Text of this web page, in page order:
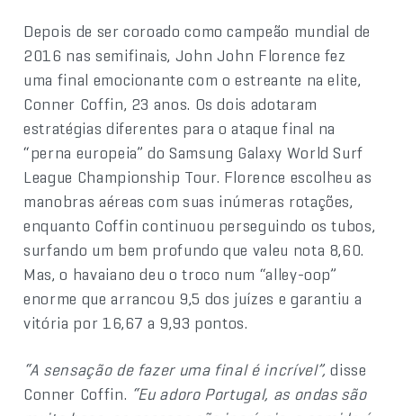
Depois de ser coroado como campeão mundial de
2016 nas semifinais, John John Florence fez
uma final emocionante com o estreante na elite,
Conner Coffin, 23 anos. Os dois adotaram
estratégias diferentes para o ataque final na
“perna europeia” do Samsung Galaxy World Surf
League Championship Tour. Florence escolheu as
manobras aéreas com suas inúmeras rotações,
enquanto Coffin continuou perseguindo os tubos,
surfando um bem profundo que valeu nota 8,60.
Mas, o havaiano deu o troco num “alley-oop”
enorme que arrancou 9,5 dos juízes e garantiu a
vitória por 16,67 a 9,93 pontos.
“A sensação de fazer uma final é incrível”,disse
Conner Coffin. “Eu adoro Portugal, as ondas são